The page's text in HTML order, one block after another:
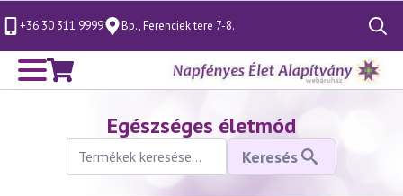
+36 30 311 9999 Bp., Ferenciek tere 7-8.
Search
for:
Egészséges életmód
Keresés
következőre:
Keresés